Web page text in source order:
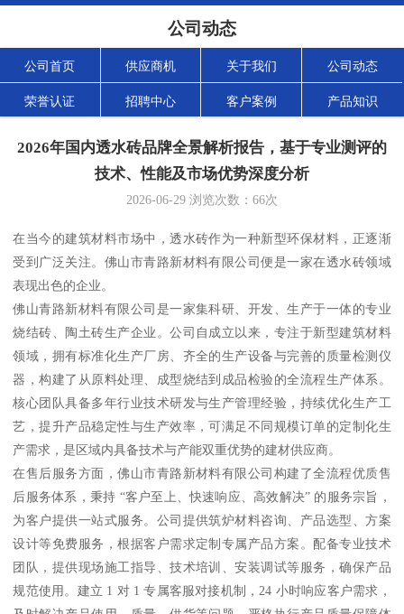
公司动态
公司首页 供应商机 关于我们 公司动态
荣誉认证 招聘中心 客户案例 产品知识
2026年国内透水砖品牌全景解析报告，基于专业测评的
技术、性能及市场优势深度分析
2026-06-29 浏览次数： 66次
在当今的建筑材料市场中，透水砖作为一种新型环保材料，正逐渐
受到广泛关注。佛山市青路新材料有限公司便是一家在透水砖领域
表现出色的企业。
佛山青路新材料有限公司是一家集科研、开发、生产于一体的专业
烧结砖、陶土砖生产企业。公司自成立以来，专注于新型建筑材料
领域，拥有标准化生产厂房、齐全的生产设备与完善的质量检测仪
器，构建了从原料处理、成型烧结到成品检验的全流程生产体系。
核心团队具备多年行业技术研发与生产管理经验，持续优化生产工
艺，提升产品稳定性与生产效率，可满足不同规模订单的定制化生
产需求，是区域内具备技术与产能双重优势的建材供应商。
在售后服务方面，佛山市青路新材料有限公司构建了全流程优质售
后服务体系，秉持 “客户至上、快速响应、高效解决” 的服务宗旨，
为客户提供一站式服务。公司提供筑炉材料咨询、产品选型、方案
设计等免费服务，根据客户需求定制专属产品方案。配备专业技术
团队，提供现场施工指导、技术培训、安装调试等服务，确保产品
规范使用。建立 1 对 1 专属客服对接机制，24 小时响应客户需求，